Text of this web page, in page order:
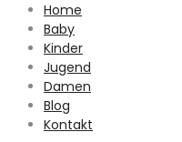
Home
Baby
Kinder
Jugend
Damen
Blog
Kontakt